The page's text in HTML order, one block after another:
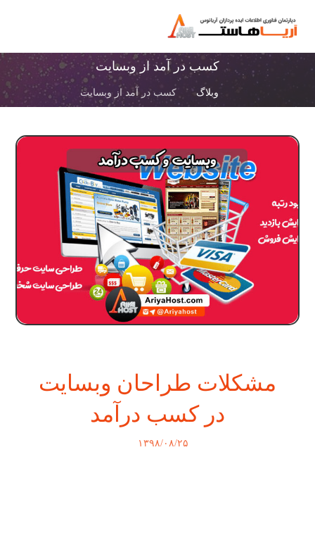
کسب در آمد از وبسایت
وبلاگ کسب در آمد از وبسایت
مشکلات طراحان وبسایت
در کسب درآمد
۱۳۹۸/۰۸/۲۵